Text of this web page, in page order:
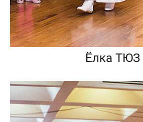
Ёлка ТЮЗ